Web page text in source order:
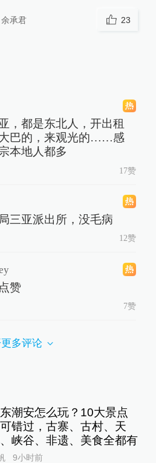
余承君 23
，都是东北人，开出租
巴的，来观光的……感
本地人都多
17赞
三亚派出所，没毛病
12赞
赞
7赞
多评论
潮安怎么玩？10大景点
错过，古寨、古村、天
峡谷、非遗、美食全都有
9小时前